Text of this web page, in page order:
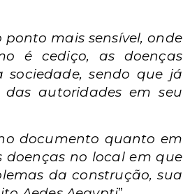
mais sensível, onde
é cediço, as doenças
sociedade, sendo que já
das autoridades em seu
documento quanto em
doenças no local em que
da construção, sua